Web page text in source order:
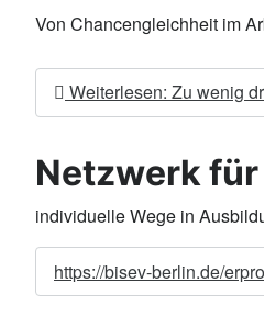
Von Chancengleichheit im
Weiterlesen: Zu wenig
Netzwerk
individuelle Wege in
https://bisev-berlin.de/